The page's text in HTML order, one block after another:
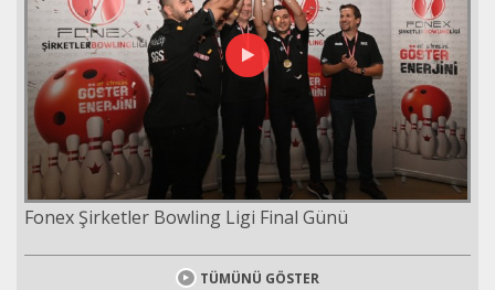
Fonex Şirketler Bowling Ligi Final Günü
TÜMÜNÜ GÖSTER